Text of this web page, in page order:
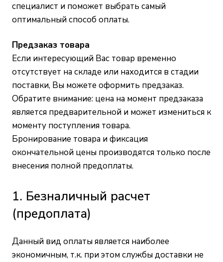
специалист и поможет выбрать самый
оптимальный способ оплаты.
Предзаказ товара
Если интересующий Вас товар временно
отсутствует на складе или находится в стадии
поставки, Вы можете оформить предзаказ.
Обратите внимание: цена на момент предзаказа
является предварительной и может измениться к
моменту поступления товара.
Бронирование товара и фиксация
окончательной цены производятся только после
внесения полной предоплаты.
1. Безналичный расчет
(предоплата)
Данный вид оплаты является наиболее
экономичным, т.к. при этом службы доставки не